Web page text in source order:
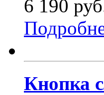
6 190
Кнопка